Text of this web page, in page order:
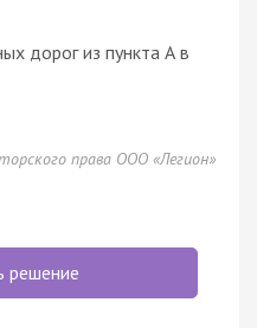
дорог из пункта А в
права ООО «Легион»
решение